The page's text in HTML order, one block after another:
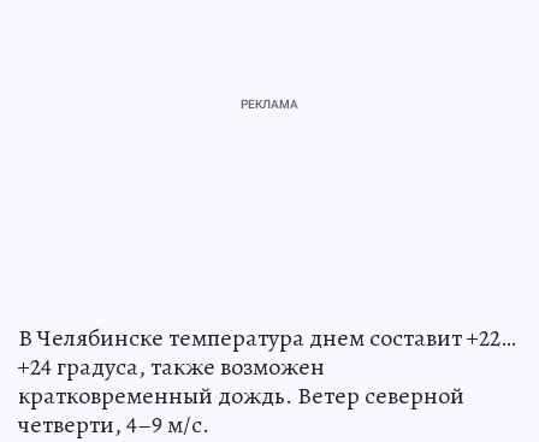
В Челябинске температура днем составит +22…
+24 градуса, также возможен
кратковременный дождь. Ветер северной
четверти, 4–9 м/с.